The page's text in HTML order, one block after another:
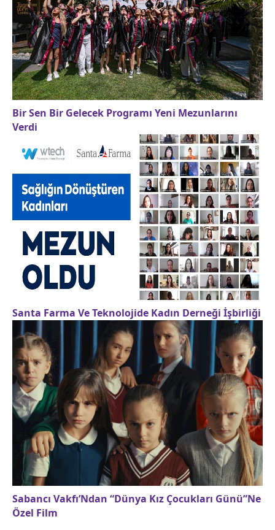
Bir Sen Bir Gelecek Programı Yeni Mezunlarını
Verdi
Santa Farma Ve Teknolojide Kadın Derneği İşbirliği
Sabancı Vakfı’Ndan “Dünya Kız Çocukları Günü”Ne
Özel Film